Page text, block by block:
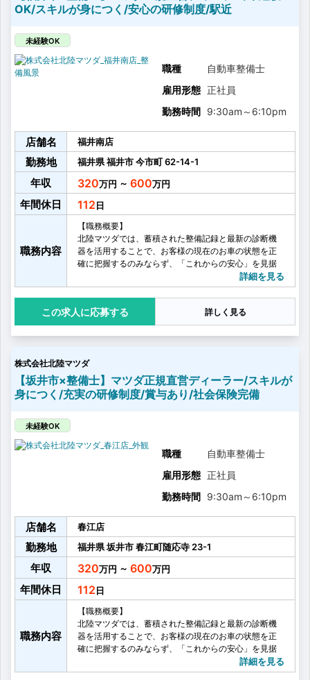
OK/スキルが身につく/安心の研修制度/駅近
未経験OK
職種
自動車整備士
雇用形態 正社員
勤務時間 9:30am ～ 6:10pm
店舗名 福井南店
勤務地 福井県福井市今市町62-14-1
年収 320 ～ 600
年間休日 112
職務内容
【職務概要】
北陸マツダでは、蓄積された整備記録と最新の診断機
器を活用することで、お客様の現在のお車の状態を正
確に把握するのみならず、「これからの安心」を見据
【具体的には】
・故障診断
・車両の修理、整備
・車検
・法的点検・MSC（マツダ独自の点検）
詳細を見る
応募する 詳しく見る
株式会社北陸マツダ
【坂井市×整備士】マツダ正規直営ディーラー/スキルが
身につく/充実の研修制度/賞与あり/社会保険完備
未経験OK
職種
自動車整備士
雇用形態 正社員
勤務時間 9:30am ～ 6:10pm
店舗名 春江店
勤務地 福井県坂井市春江町随応寺 23-1
年収 320 ～ 600
年間休日 112
職務内容
【職務概要】
北陸マツダでは、蓄積された整備記録と最新の診断機
器を活用することで、お客様の現在のお車の状態を正
確に把握するのみならず、「これからの安心」を見据
【具体的には】
詳細を見る